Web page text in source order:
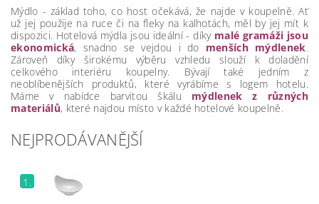
Mýdlo - základ toho, co host očekává, že najde v koupelně. Ať
už jej použije na ruce či na fleky na kalhotách, měl by jej mít k
dispozici. Hotelová mýdla jsou ideální - díky malé gramáži jsou
ekonomická, snadno se vejdou i do menších mýdlenek.
Zároveň díky širokému výběru vzhledu slouží k doladění
celkového interiéru koupelny. Bývají také jedním z
neoblíbenějších produktů, které vyrábíme s logem hotelu.
Máme v nabídce barvitou škálu mýdlenek z různých
materiálů, které najdou místo v každé hotelové koupelně.
NEJPRODÁVANĚJŠÍ
1.